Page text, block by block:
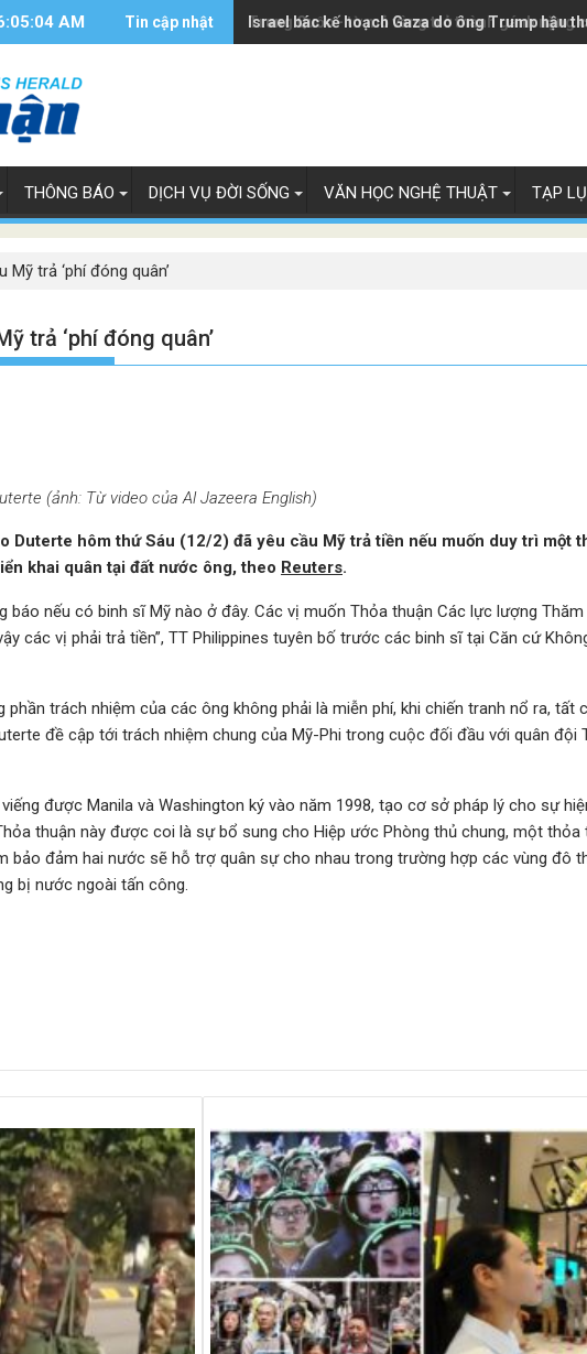
AM Tin cập nhật Trung Quốc - từ mỏ vàng trở thành gánh nặng
Israel bác kế hoạch Gaza do ông Trump hậu
THÔNG BÁO DỊCH VỤ ĐỜI SỐNG VĂN HỌC NGHỆ THUẬT TẠP
trả ‘phí đóng quân’
trả ‘phí đóng quân’
(ảnh: Từ video của Al Jazeera English)
Duterte hôm thứ Sáu (12/2) đã yêu cầu Mỹ trả tiền nếu muốn duy trì một
khai quân tại đất nước ông, theo Reuters.
báo nếu có binh sĩ Mỹ nào ở đây. Các vị muốn Thỏa thuận Các lực lượng Thăm
các vị phải trả tiền”, TT Philippines tuyên bố trước các binh sĩ tại Căn cứ
phần trách nhiệm của các ông không phải là miễn phí, khi chiến tranh nổ ra, tất
đề cập tới trách nhiệm chung của Mỹ-Phi trong cuộc đối đầu với quân đội
được Manila và Washington ký vào năm 1998, tạo cơ sở pháp lý cho sự
thuận này được coi là sự bổ sung cho Hiệp ước Phòng thủ chung, một thỏa
bảo đảm hai nước sẽ hỗ trợ quân sự cho nhau trong trường hợp các vùng đô
bị nước ngoài tấn công.